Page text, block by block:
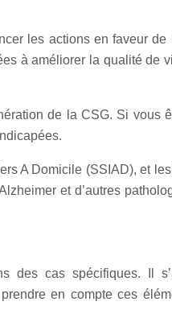
les actions en faveur
à améliorer la qualité de
de la CSG. Si
A Domicile (SSIAD), et
et d’autres
cas spécifiques. Il
en compte ces